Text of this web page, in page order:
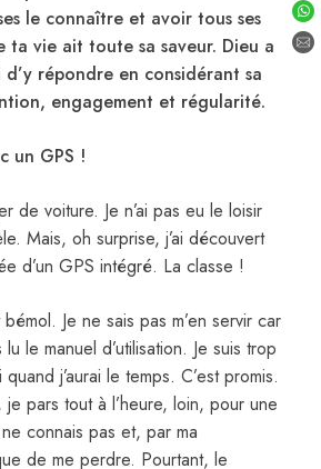
le connaître et avoir tous ses
ta vie ait toute sa saveur. Dieu a
répondre en considérant sa
engagement et régularité.
un GPS !
de voiture. Je n’ai pas eu le loisir
Mais, oh surprise, j’ai découvert
d’un GPS intégré. La classe !
Je ne sais pas m’en servir car
lu le manuel d’utilisation. Je suis trop
j’aurai le temps. C’est promis.
pars tout à l’heure, loin, pour une
connais pas et, par ma
de me perdre. Pourtant, le